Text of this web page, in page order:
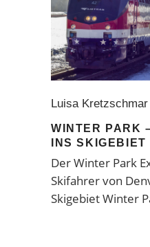
Luisa Kretzschmar
WINTER PARK
INS SKIGEBIET
Der Winter Park
Skifahrer von
Skigebiet Winter